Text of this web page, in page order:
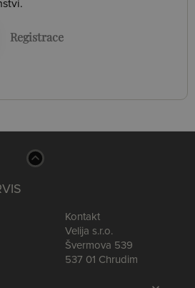
Registrace
Kontakt
Velija s.r.o.
Švermova 539
537 01 Chrudim